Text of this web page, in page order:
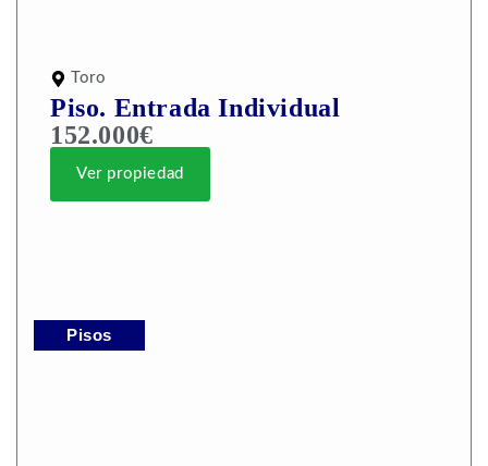
Toro
Piso. Entrada Individual
152.000€
Ver propiedad
Pisos